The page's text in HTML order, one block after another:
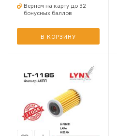
Вернем на карту до 32
бонусных баллов
В КОРЗИНУ